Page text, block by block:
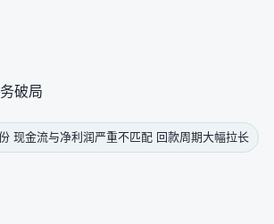
破局
现金流与净利润严重不匹配 回款周期大幅拉长